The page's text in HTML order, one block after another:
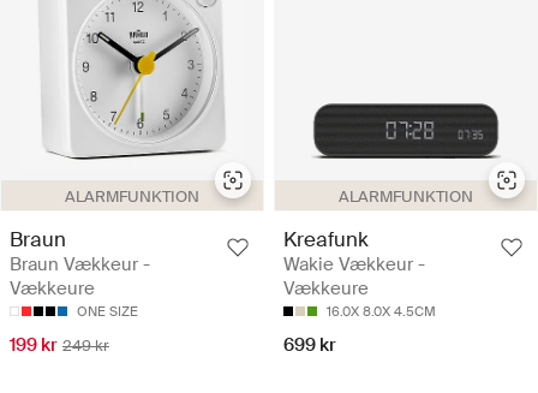
ALARMFUNKTION
Braun
Braun Vækkeur -
Vækkeure
ONE SIZE
199 kr 249 kr
ALARMFUNKTION
Kreafunk
Wakie Vækkeur -
Vækkeure
16.0X 8.0X 4.5CM
699 kr